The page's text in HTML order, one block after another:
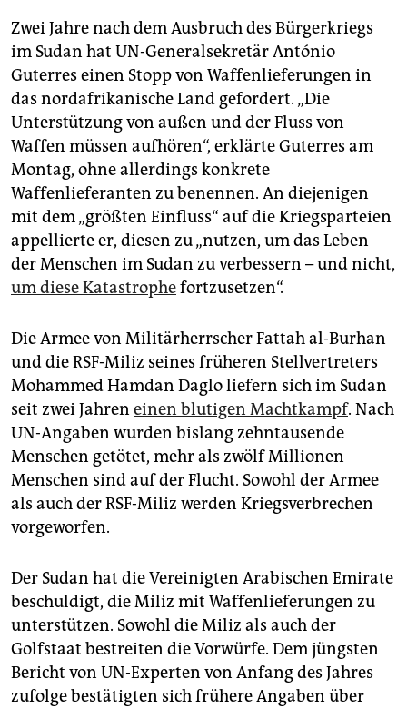
epaper login
Zwei Jahre nach dem Ausbruch des Bürgerkriegs
im Sudan hat UN-Generalsekretär António
Guterres einen Stopp von Waffenlieferungen in
das nordafrikanische Land gefordert. „Die
Unterstützung von außen und der Fluss von
Waffen müssen aufhören“, erklärte Guterres am
Montag, ohne allerdings konkrete
Waffenlieferanten zu benennen. An diejenigen
mit dem „größten Einfluss“ auf die Kriegsparteien
appellierte er, diesen zu „nutzen, um das Leben
der Menschen im Sudan zu verbessern – und nicht,
um diese Katastrophefortzusetzen“.
Die Armee von Militärherrscher Fattah al-Burhan
und die RSF-Miliz seines früheren Stellvertreters
Mohammed Hamdan Daglo liefern sich im Sudan
seit zwei Jahren einen blutigen Machtkampf. Nach
UN-Angaben wurden bislang zehntausende
Menschen getötet, mehr als zwölf Millionen
Menschen sind auf der Flucht. Sowohl der Armee
als auch der RSF-Miliz werden Kriegsverbrechen
vorgeworfen.
Der Sudan hat die Vereinigten Arabischen Emirate
beschuldigt, die Miliz mit Waffenlieferungen zu
unterstützen. Sowohl die Miliz als auch der
Golfstaat bestreiten die Vorwürfe. Dem jüngsten
Bericht von UN-Experten von Anfang des Jahres
zufolge bestätigten sich frühere Angaben über